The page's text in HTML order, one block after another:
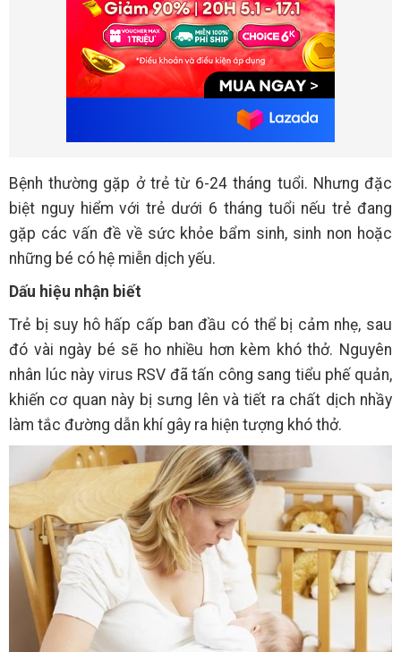
Bệnh thường gặp ở trẻ từ 6-24 tháng tuổi. Nhưng đặc
biệt nguy hiểm với trẻ dưới 6 tháng tuổi nếu trẻ đang
gặp các vấn đề về sức khỏe bẩm sinh, sinh non hoặc
những bé có hệ miễn dịch yếu.
Dấu hiệu nhận biết
Trẻ bị suy hô hấp cấp ban đầu có thể bị cảm nhẹ, sau
đó vài ngày bé sẽ ho nhiều hơn kèm khó thở. Nguyên
nhân lúc này virus RSV đã tấn công sang tiểu phế quản,
khiến cơ quan này bị sưng lên và tiết ra chất dịch nhầy
làm tắc đường dẫn khí gây ra hiện tượng khó thở.